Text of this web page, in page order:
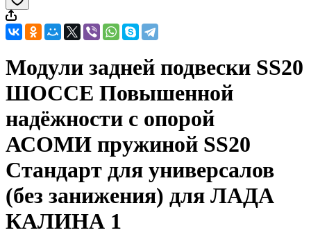
Модули задней подвески SS20
ШОССЕ Повышенной
надёжности с опорой
АСОМИ пружиной SS20
Стандарт для универсалов
(без занижения) для ЛАДА
КАЛИНА 1